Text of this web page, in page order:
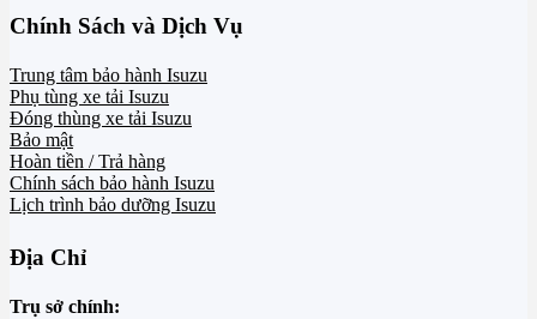
Chính Sách và Dịch Vụ
Trung tâm bảo hành Isuzu
Phụ tùng xe tải Isuzu
Đóng thùng xe tải Isuzu
Bảo mật
Hoàn tiền / Trả hàng
Chính sách bảo hành Isuzu
Lịch trình bảo dưỡng Isuzu
Địa Chỉ
Trụ sở chính: